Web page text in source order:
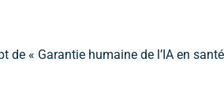
« Garantie humaine de l’IA en